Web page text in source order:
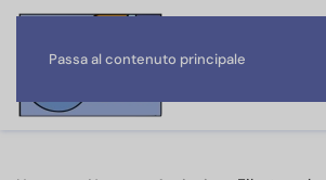
Passa al contenuto principale